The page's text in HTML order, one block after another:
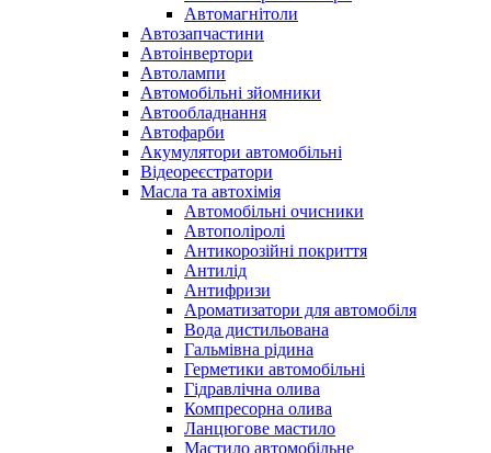
Автомагнітоли
Автозапчастини
Автоінвертори
Автолампи
Автомобільні зйомники
Автообладнання
Автофарби
Акумулятори автомобільні
Відеореєстратори
Масла та автохімія
Автомобільні очисники
Автополіролі
Антикорозійні покриття
Антилід
Антифризи
Ароматизатори для автомобіля
Вода дистильована
Гальмівна рідина
Герметики автомобільні
Гідравлічна олива
Компресорна олива
Ланцюгове мастило
Мастило автомобільне